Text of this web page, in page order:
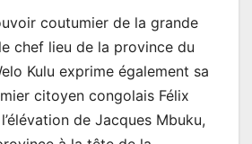
coutumier de la grande
chef lieu de la province du
Kulu exprime également sa
citoyen congolais Félix
de Jacques Mbuku,